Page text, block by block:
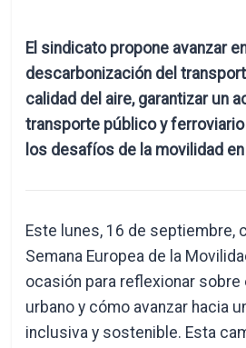
El sindicato propone avanzar
descarbonización del
calidad del aire, garantizar un
transporte público y
los desafíos de la movilidad
Este lunes, 16 de septiembre,
Semana Europea de la
ocasión para reflexionar
urbano y cómo avanzar hacia
inclusiva y sostenible. Esta